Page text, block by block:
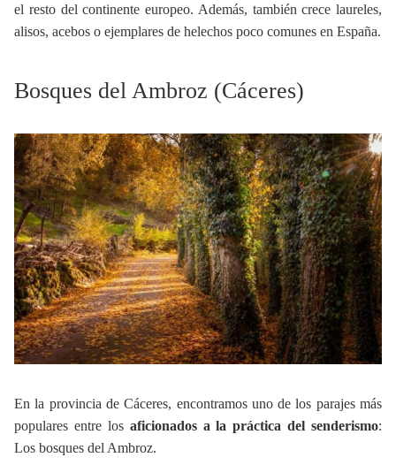
el resto del continente europeo. Además, también crece laureles,
alisos, acebos o ejemplares de helechos poco comunes en España.
Bosques del Ambroz (Cáceres)
En la provincia de Cáceres, encontramos uno de los parajes más
populares entre los aficionados a la práctica del senderismo:
Los bosques del Ambroz.